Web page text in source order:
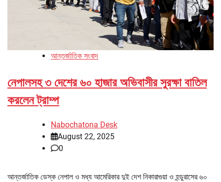
আন্তর্জাতিক সংবাদ
নেপালসহ ৩ দেশের ৬০ হাজার অভিবাসীর সুরক্ষা বাতিল
করলেন ট্রাম্প
Nabochatona Desk
August 22, 2025
0
আন্তর্জাতিক ডেস্ক নেপাল ও মধ্য আমেরিকার দুই দেশ নিকারাগুয়া ও হন্ডুরাসের ৬০